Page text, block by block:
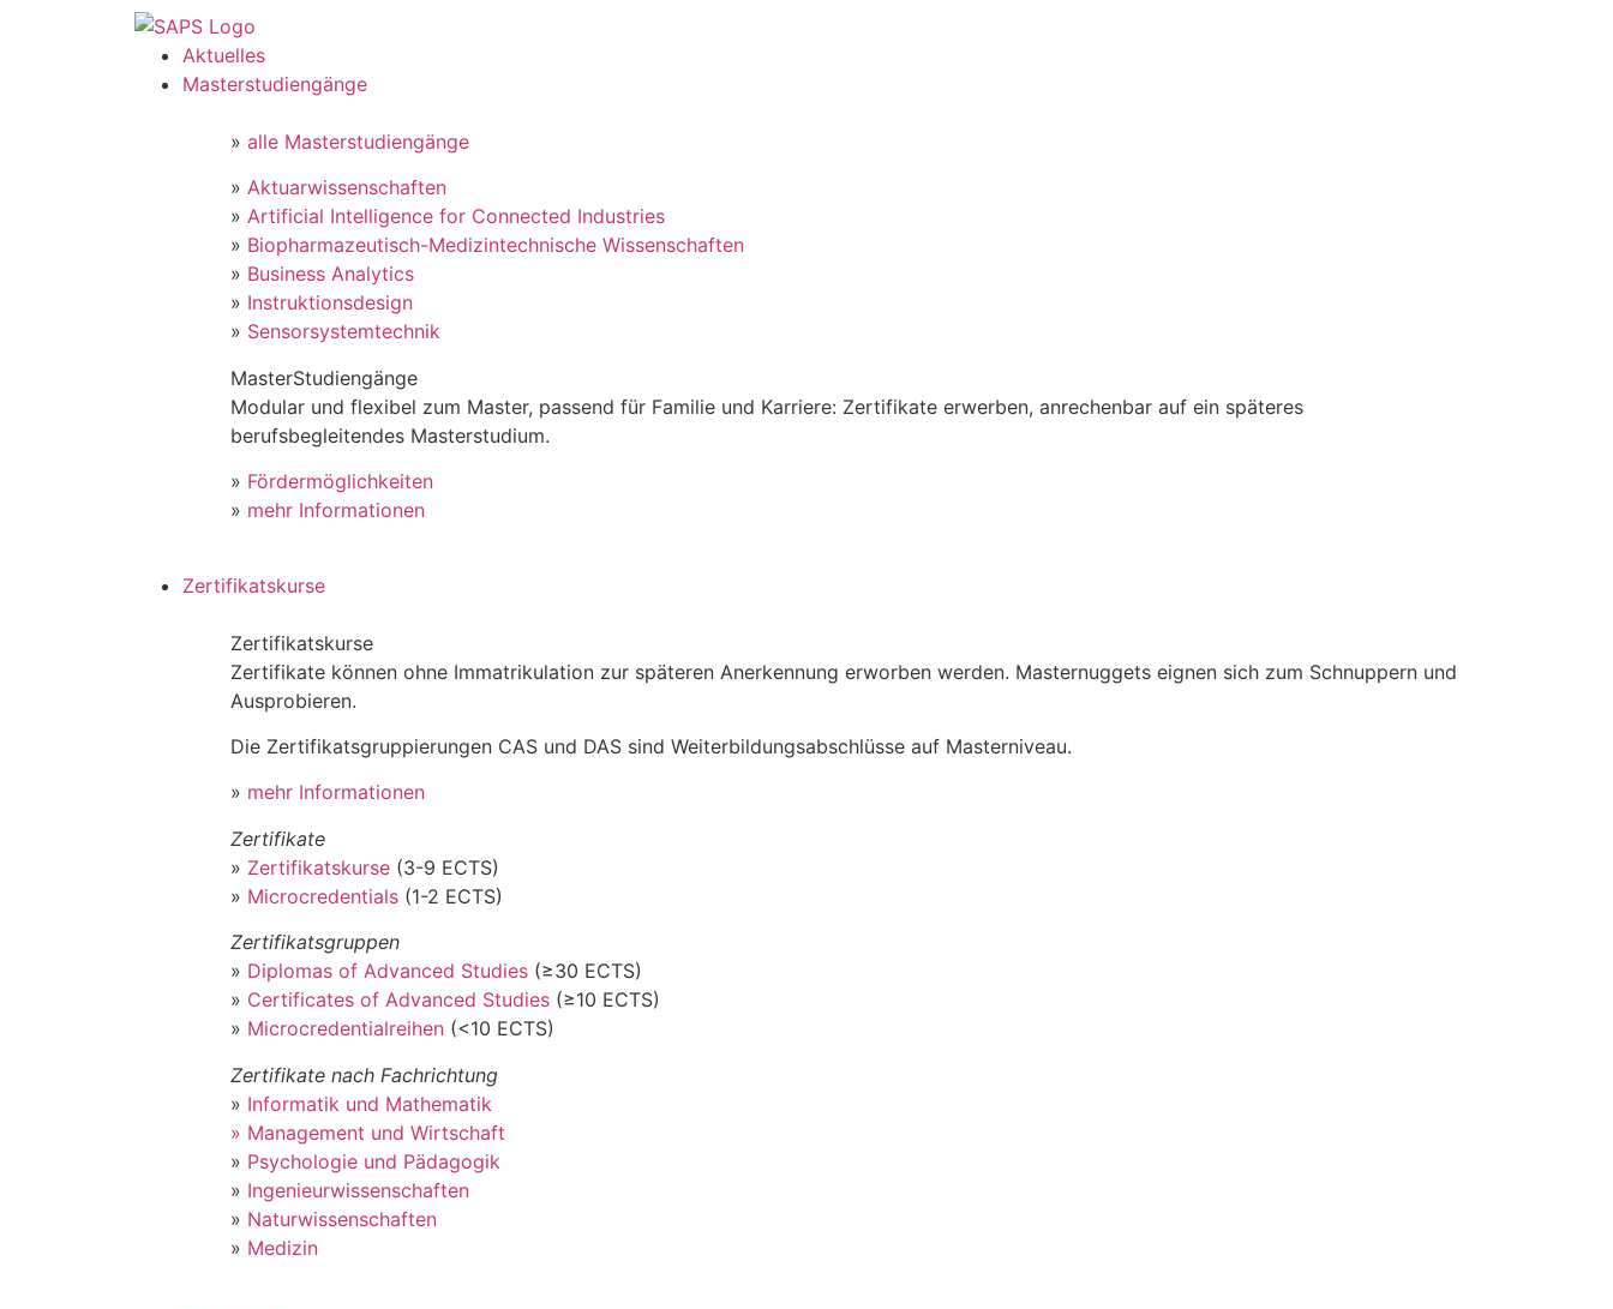
Aktuelles
Masterstudiengänge
» alle Masterstudiengänge
» Aktuarwissenschaften
» Artificial Intelligence for Connected Industries
» Biopharmazeutisch-Medizintechnische Wissenschaften
» Business Analytics
» Instruktionsdesign
» Sensorsystemtechnik
MasterStudiengänge
Modular und flexibel zum Master, passend für Familie und Karriere: Zertifikate erwerben, anrechenbar auf ein späteres
berufsbegleitendes Masterstudium.
» Fördermöglichkeiten
» mehr Informationen
Zertifikatskurse
Zertifikatskurse
Zertifikate können ohne Immatrikulation zur späteren Anerkennung erworben werden. Masternuggets eignen sich zum Schnuppern und
Ausprobieren.
Die Zertifikatsgruppierungen CAS und DAS sind Weiterbildungsabschlüsse auf Masterniveau.
» mehr Informationen
Zertifikate
» Zertifikatskurse (3-9 ECTS)
» Microcredentials (1-2 ECTS)
Zertifikatsgruppen
» Diplomas of Advanced Studies (≥30 ECTS)
» Certificates of Advanced Studies (≥10 ECTS)
» Microcredentialreihen (<10 ECTS)
Zertifikate nach Fachrichtung
» Informatik und Mathematik
» Management und Wirtschaft
» Psychologie und Pädagogik
» Ingenieurwissenschaften
» Naturwissenschaften
» Medizin